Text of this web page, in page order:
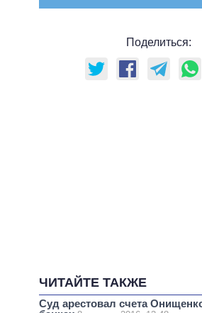
Поделиться:
ЧИТАЙТЕ ТАКЖЕ
Суд арестовал счета